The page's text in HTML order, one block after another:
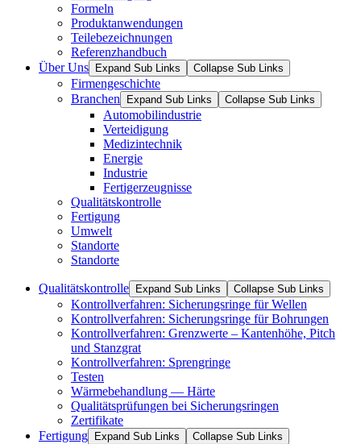
Formeln
Produktanwendungen
Teilebezeichnungen
Referenzhandbuch
Über Uns
Expand Sub Links Collapse Sub Links
Firmengeschichte
Branchen
Expand Sub Links Collapse Sub Links
Automobilindustrie
Verteidigung
Medizintechnik
Energie
Industrie
Fertigerzeugnisse
Qualitätskontrolle
Fertigung
Umwelt
Standorte
Standorte
Qualitätskontrolle Expand Sub Links Collapse Sub Links
Kontrollverfahren: Sicherungsringe für Wellen
Kontrollverfahren: Sicherungsringe für Bohrungen
Kontrollverfahren: Grenzwerte – Kantenhöhe, Pitch
und Stanzgrat
Kontrollverfahren: Sprengringe
Testen
Wärmebehandlung — Härte
Qualitätsprüfungen bei Sicherungsringen
Zertifikate
Fertigung
Expand Sub Links Collapse Sub Links